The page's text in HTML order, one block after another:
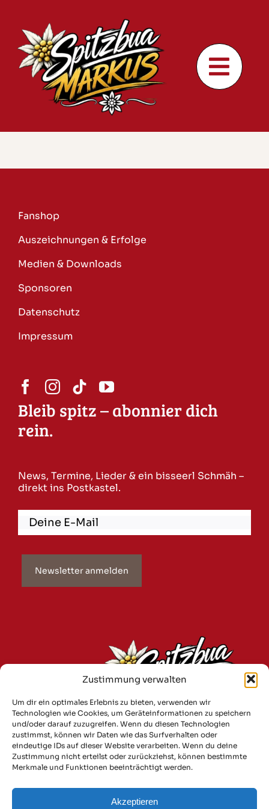
Zustimmung verwalten
Um dir ein optimales Erlebnis zu bieten, verwenden wir
Technologien wie Cookies, um Geräteinformationen zu speichern
und/oder darauf zuzugreifen. Wenn du diesen Technologien
zustimmst, können wir Daten wie das Surfverhalten oder
eindeutige IDs auf dieser Website verarbeiten. Wenn du deine
Zustimmung nicht erteilst oder zurückziehst, können bestimmte
Merkmale und Funktionen beeinträchtigt werden.
Akzeptieren
content
Fanshop
Auszeichnungen & Erfolge
Medien & Downloads
Sponsoren
Datenschutz
Impressum
Bleib spitz – abonnier dich
rein.
News, Termine, Lieder & ein bisseerl Schmäh –
direkt ins Postkastel.
Newsletter anmelden
Spitzi Entertainment
Unterdietzing 27b
94034 Passau
Telefon: